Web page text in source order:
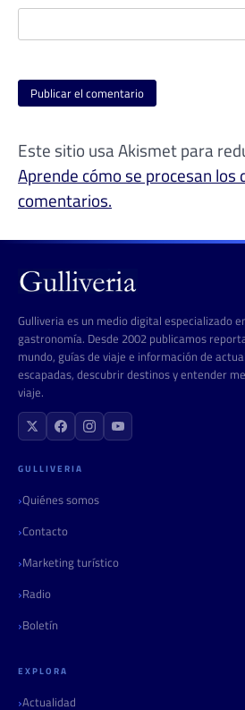
Este sitio usa Akismet para
Aprende cómo se procesan los
comentarios.
Gulliveria es un medio digital especializado
gastronomía. Desde 2002 publicamos
mundo, guías de viaje e información de
escapadas, descubrir destinos y entender
viaje.
GULLIVERIA
Quiénes somos
Contacto
Marketing turístico
Radio
Boletín
EXPLORA
Actualidad